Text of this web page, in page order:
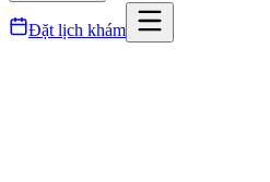
Đặt lịch khám